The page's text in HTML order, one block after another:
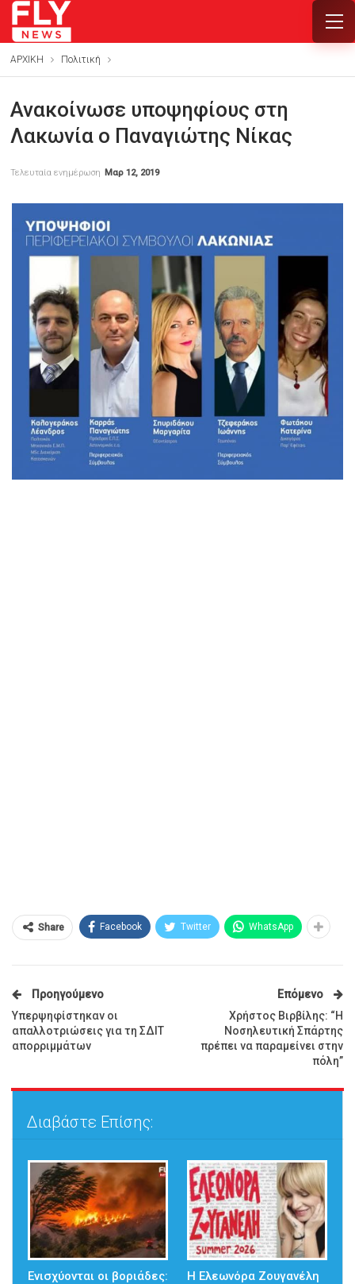
ΑΡΧΙΚΗ Πολιτική
Ανακοίνωσε υποψηφίους στη
Λακωνία ο Παναγιώτης Νίκας
Τελευταία ενημέρωση Μαρ 12, 2019
Share Facebook Twitter WhatsApp
Προηγούμενο
Υπερψηφίστηκαν οι
απαλλοτριώσεις για τη ΣΔΙΤ
απορριμμάτων
Επόμενο
Χρήστος Βιρβίλης: “Η
Νοσηλευτική Σπάρτης
πρέπει να παραμείνει στην
πόλη”
Διαβάστε Επίσης:
Ενισχύονται οι βοριάδες:
Η Ελεωνόρα Ζουγανέλη